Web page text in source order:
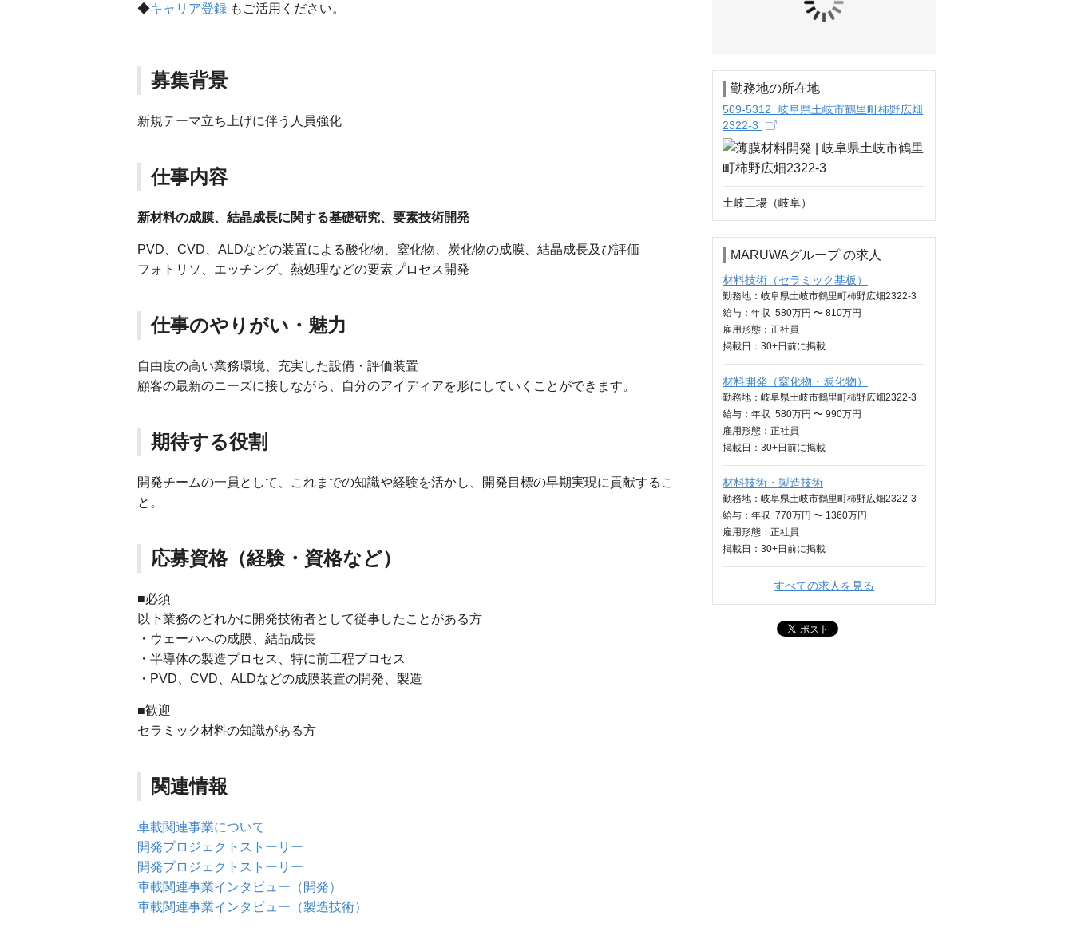
◆キャリア登録 もご活用ください。
募集背景
新規テーマ立ち上げに伴う人員強化
仕事内容
新材料の成膜、結晶成長に関する基礎研究、要素技術開発
PVD、CVD、ALDなどの装置による酸化物、窒化物、炭化物の成膜、結晶成長及び評価
フォトリソ、エッチング、熱処理などの要素プロセス開発
仕事のやりがい・魅力
自由度の高い業務環境、充実した設備・評価装置
顧客の最新のニーズに接しながら、自分のアイディアを形にしていくことができます。
期待する役割
開発チームの一員として、これまでの知識や経験を活かし、開発目標の早期実現に貢献するこ
と。
応募資格（経験・資格など）
■必須
以下業務のどれかに開発技術者として従事したことがある方
・ウェーハへの成膜、結晶成長
・半導体の製造プロセス、特に前工程プロセス
・PVD、CVD、ALDなどの成膜装置の開発、製造
■歓迎
セラミック材料の知識がある方
関連情報
車載関連事業について
開発プロジェクトストーリー
開発プロジェクトストーリー
車載関連事業インタビュー（開発）
車載関連事業インタビュー（製造技術）
勤務地の所在地
509-5312 岐阜県土岐市鶴里町柿野広畑
2322-3
土岐工場（岐阜）
MARUWAグループ の求人
材料技術（セラミック基板）
勤務地：岐阜県土岐市鶴里町柿野広畑2322-3
給与： 年収 580万円 〜 810万円
雇用形態：正社員
掲載日： 30+日 前に掲載
材料開発（窒化物・炭化物）
勤務地：岐阜県土岐市鶴里町柿野広畑2322-3
給与： 年収 580万円 〜 990万円
雇用形態：正社員
掲載日： 30+日 前に掲載
材料技術・製造技術
勤務地：岐阜県土岐市鶴里町柿野広畑2322-3
給与： 年収 770万円 〜 1360万円
雇用形態：正社員
掲載日： 30+日 前に掲載
すべての求人を見る